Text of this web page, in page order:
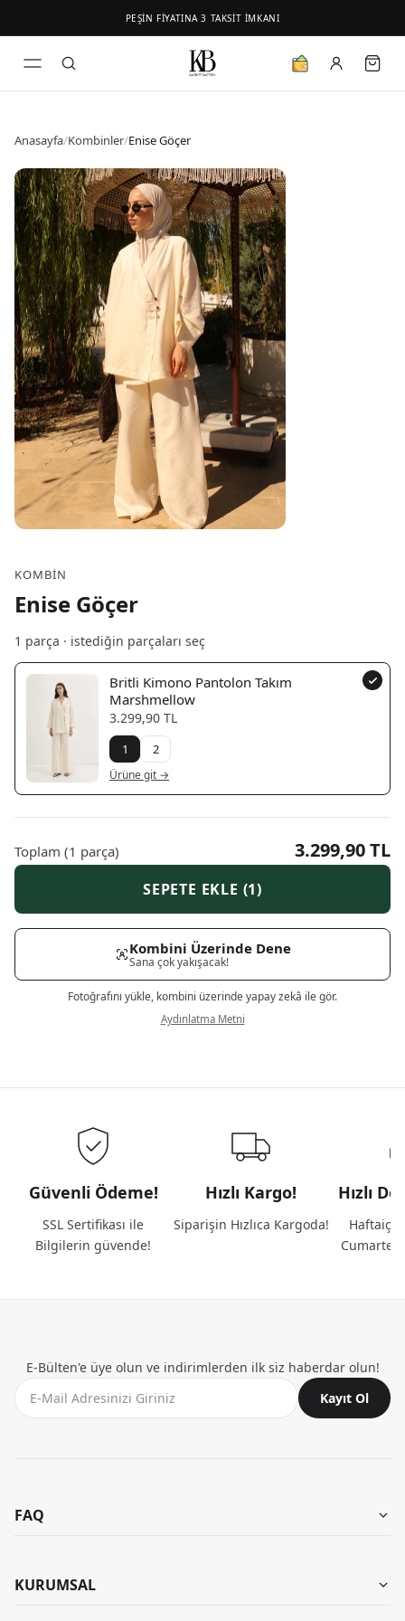
PEŞİN FİYATINA 3 TAKSİT İMKANI
Anasayfa/Kombinler/Enise Göçer
KOMBIN
Enise Göçer
1 parça · istediğin parçaları seç
Britli Kimono Pantolon Takım
Marshmellow
3.299,90 TL
1 2
Ürüne git →
Toplam (1 parça) 3.299,90 TL
SEPETE EKLE (1)
Kombini Üzerinde Dene
Sana çok yakışacak!
Fotoğrafını yükle, kombini üzerinde yapay zekâ ile gör.
Aydınlatma Metni
Güvenli Ödeme!
SSL Sertifikası ile
Bilgilerin güvende!
Hızlı Kargo!
Siparişin Hızlıca Kargoda!
Hızlı
Haftaiçi
E-Bülten'e üye olun ve indirimlerden ilk siz haberdar olun!
Kayıt Ol
FAQ
Mağazalarımız
KURUMSAL